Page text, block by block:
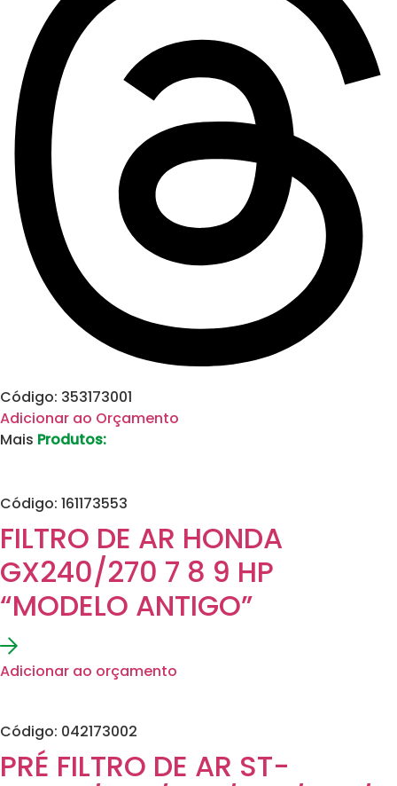
Código: 353173001
Adicionar ao Orçamento
Mais Produtos:
Código: 161173553
FILTRO DE AR HONDA
GX240/270 7 8 9 HP
“MODELO ANTIGO”
Adicionar ao orçamento
Código: 042173002
PRÉ FILTRO DE AR ST-